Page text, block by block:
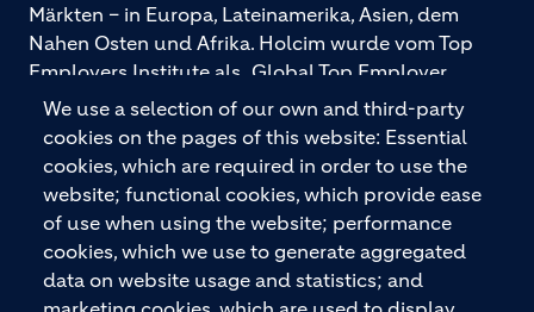
We use a selection of our own and third-party
cookies on the pages of this website: Essential
cookies, which are required in order to use the
website; functional cookies, which provide ease
of use when using the website; performance
cookies, which we use to generate aggregated
data on website usage and statistics; and
Märkten – in Europa, Lateinamerika, Asien, dem
Nahen Osten und Afrika. Holcim wurde vom Top
Employers Institute als „Global Top Employer
2026“ ausgezeichnet. Holcim bietet hochwertige
Baustoffe und integrierte Baulösungen für den
gesamten Bauprozess – vom Fundament über den
Boden bis zu Wänden und Dächern – mit
Premiummarken wie ECOPact, ECOPlanet,
ECOCycle und Ytong.